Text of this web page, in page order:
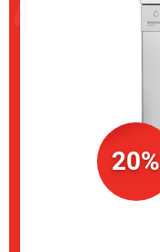
20%